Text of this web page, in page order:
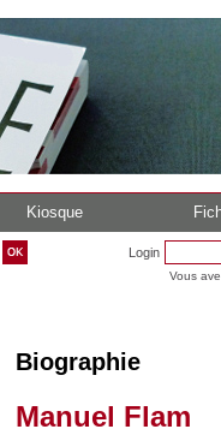
Kiosque
Login
Vous
Biographie
Manuel Flam